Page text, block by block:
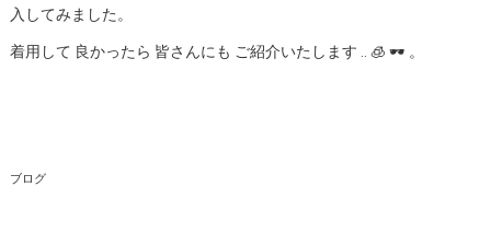
入してみました。
着用して 良かったら 皆さんにも ご紹介いたします .. 🧊 🕶 。
ブログ